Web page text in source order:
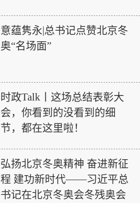
意蕴隽永|总书记点赞北京冬
奥“名场面”
时政Talk丨这场总结表彰大
会，你看到的没看到的细
节，都在这里啦！
弘扬北京冬奥精神 奋进新征
程 建功新时代——习近平总
书记在北京冬奥会冬残奥会